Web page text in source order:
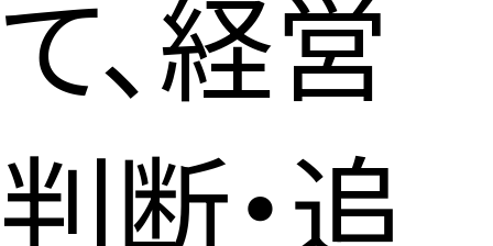
て、経営
判断・追